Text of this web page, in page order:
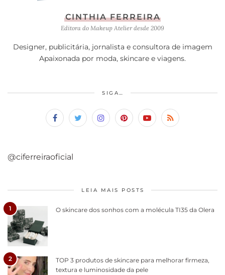
CINTHIA FERREIRA
Editora do Makeup Atelier desde 2009
Designer, publicitária, jornalista e consultora de imagem
Apaixonada por moda, skincare e viagens.
SIGA…
@ciferreiraoficial
LEIA MAIS POSTS
1 O skincare dos sonhos com a molécula TI35 da Olera
2
TOP 3 produtos de skincare para melhorar firmeza,
textura e luminosidade da pele